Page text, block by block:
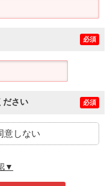
必須
ださい 必須
意しない
▼